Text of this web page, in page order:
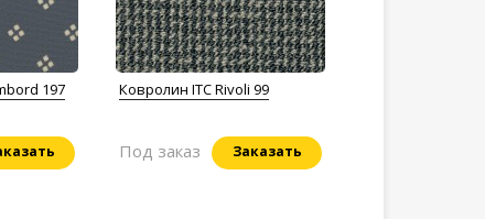
197 Ковролин ITC Rivoli 99
Заказать
Под заказ